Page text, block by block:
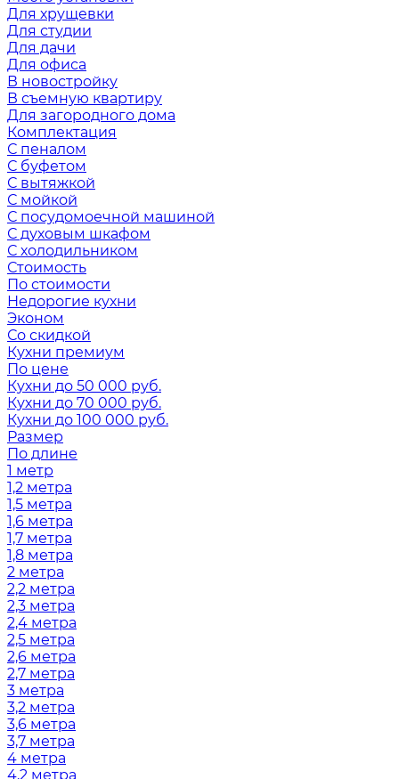
Для хрущевки
Для студии
Для дачи
Для офиса
В новостройку
В съемную квартиру
Для загородного дома
Комплектация
С пеналом
С буфетом
С вытяжкой
С мойкой
С посудомоечной машиной
С духовым шкафом
С холодильником
Стоимость
По стоимости
Недорогие кухни
Эконом
Со скидкой
Кухни премиум
По цене
Кухни до 50 000 руб.
Кухни до 70 000 руб.
Кухни до 100 000 руб.
Размер
По длине
1 метр
1,2 метра
1,5 метра
1,6 метра
1,7 метра
1,8 метра
2 метра
2,2 метра
2,3 метра
2,4 метра
2,5 метра
2,6 метра
2,7 метра
3 метра
3,2 метра
3,6 метра
3,7 метра
4 метра
4,2 метра